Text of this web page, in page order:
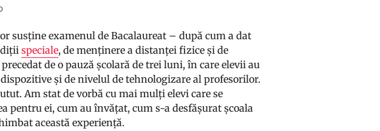
susține examenul de Bacalaureat – după cum a dat
speciale, de menținere a distanței fizice și de
de o pauză școlară de trei luni, în care elevii au
și de nivelul de tehnologizare al profesorilor.
Am stat de vorbă cu mai mulți elevi care se
pentru ei, cum au învățat, cum s-a desfășurat școala
această experiență.